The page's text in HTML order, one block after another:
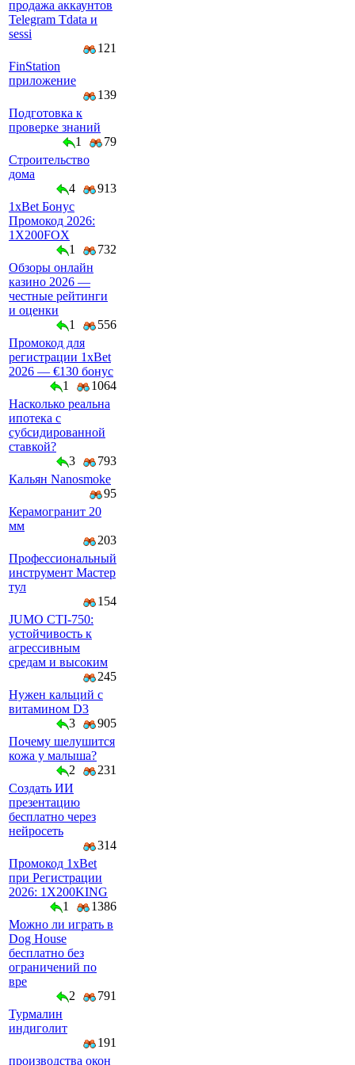
продажа аккаунтов
Telegram Tdata и
sessi
121
FinStation
приложение
139
Подготовка к
проверке знаний
1
79
Строительство
дома
4
913
1xBet Бонус
Промокод 2026:
1X200FOX
1
732
Обзоры онлайн
казино 2026 —
честные рейтинги
и оценки
1
556
Промокод для
регистрации 1xBet
2026 — €130 бонус
1
1064
Насколько реальна
ипотека с
субсидированной
ставкой?
3
793
Кальян Nanosmoke
95
Керамогранит 20
мм
203
Профессиональный
инструмент Мастер
тул
154
JUMO CTI-750:
устойчивость к
агрессивным
средам и высоким
245
Нужен кальций с
витамином D3
3
905
Почему шелушится
кожа у малыша?
2
231
Создать ИИ
презентацию
бесплатно через
нейросеть
314
Промокод 1xBet
при Регистрации
2026: 1X200KING
1
1386
Можно ли играть в
Dog House
бесплатно без
ограничений по
вре
2
791
Турмалин
индиголит
191
производства окон